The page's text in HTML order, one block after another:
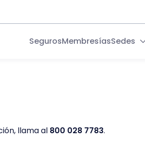
SegurosMembresíasSedes
llama al 800 028 7783.